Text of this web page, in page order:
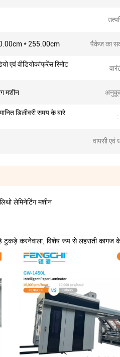
* 255.00cm पैकेज का
एवं वीडियोकांफ्रेंस रिमोट
मशीन
डिलीवरी समय के बारे
:
वापसी एवं
लेमिनेटिंग मशीन
टुकड़े करनेवाला, विशेष रूप से लहराती कागज के